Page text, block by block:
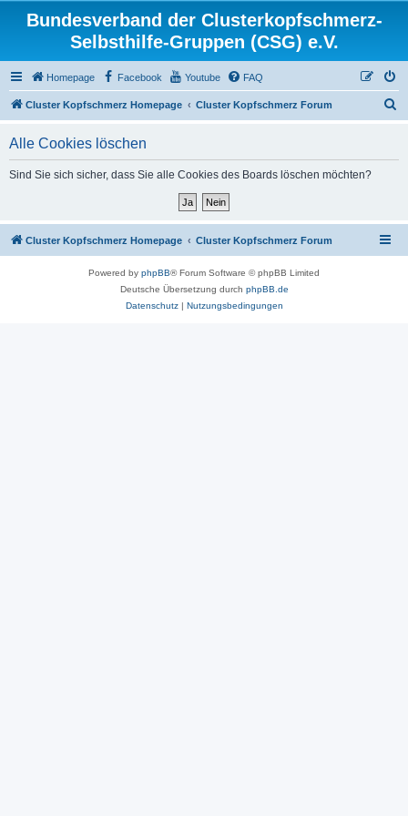
Bundesverband der Clusterkopfschmerz-
Selbsthilfe-Gruppen (CSG) e.V.
Homepage Facebook Youtube FAQ
Cluster Kopfschmerz Homepage Cluster Kopfschmerz Forum
Alle Cookies löschen
Sind Sie sich sicher, dass Sie alle Cookies des Boards löschen möchten?
Cluster Kopfschmerz Homepage Cluster Kopfschmerz Forum
Powered by phpBB® Forum Software © phpBB Limited
Deutsche Übersetzung durch phpBB.de
Datenschutz| Nutzungsbedingungen